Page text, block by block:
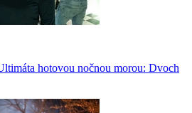
hotovou nočnou morou: Dvoch